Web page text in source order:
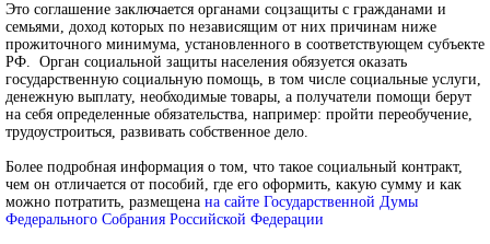
Это соглашение заключается органами соцзащиты с гражданами и
семьями, доход которых по независящим от них причинам ниже
прожиточного минимума, установленного в соответствующем субъекте
РФ. Орган социальной защиты населения обязуется оказать
государственную социальную помощь, в том числе социальные услуги,
денежную выплату, необходимые товары, а получатели помощи берут
на себя определенные обязательства, например: пройти переобучение,
трудоустроиться, развивать собственное дело.
Более подробная информация о том, что такое социальный контракт,
чем он отличается от пособий, где его оформить, какую сумму и как
можно потратить, размещена на сайте Государственной Думы
Федерального Собрания Российской Федерации